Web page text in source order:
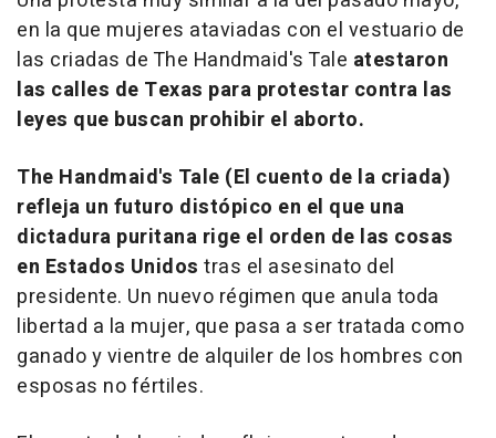
en la que mujeres ataviadas con el vestuario de
las criadas de The Handmaid's Tale atestaron
las calles de Texas para protestar contra las
leyes que buscan prohibir el aborto.
The Handmaid's Tale (El cuento de la criada)
refleja un futuro distópico en el que una
dictadura puritana rige el orden de las cosas
en Estados Unidos tras el asesinato del
presidente. Un nuevo régimen que anula toda
libertad a la mujer, que pasa a ser tratada como
ganado y vientre de alquiler de los hombres con
esposas no fértiles.